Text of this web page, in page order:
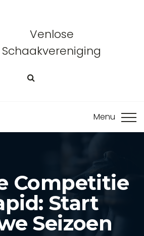
Venlose
Schaakvereniging
Competitie
Start
Seizoen